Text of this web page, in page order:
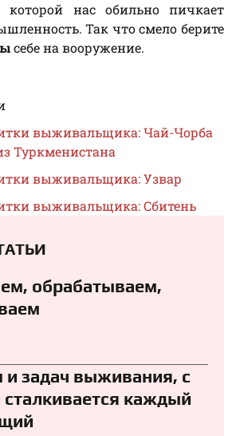
которой нас обильно пичкает
Так что смело берите
себе на вооружение.
выживальщика: Чай-Чорба
Туркменистана
выживальщика: Узвар
выживальщика: Сбитень
обрабатываем,
и задач выживания, с
каждый